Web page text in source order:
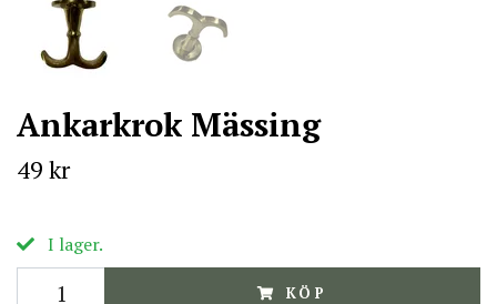
Ankarkrok Mässing
49 kr
I lager.
KÖP